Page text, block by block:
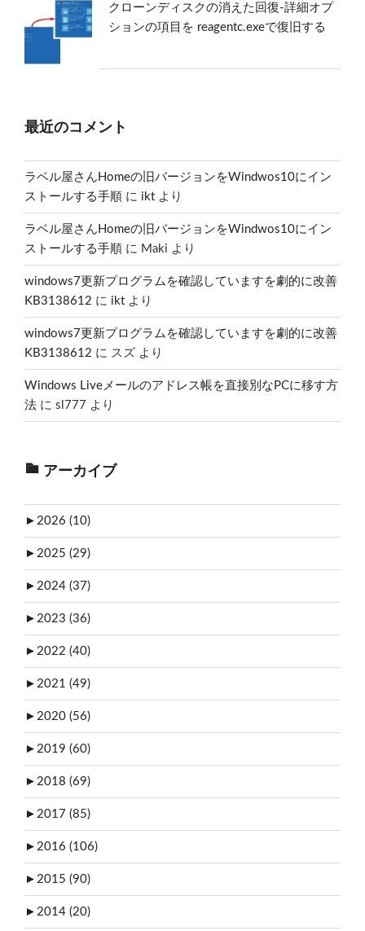
クローンディスクの消えた回復-詳細オプ
ションの項目を reagentc.exeで復旧する
最近のコメント
ラベル屋さんHomeの旧バージョンをWindwos10にイン
ストールする手順 に ikt より
ラベル屋さんHomeの旧バージョンをWindwos10にイン
ストールする手順 に Maki より
windows7更新プログラムを確認していますを劇的に改善
KB3138612 に ikt より
windows7更新プログラムを確認していますを劇的に改善
KB3138612 に スズ より
Windows Liveメールのアドレス帳を直接別なPCに移す方
法 に sl777 より
アーカイブ
► 2026 (10)
► 2025 (29)
► 2024 (37)
► 2023 (36)
► 2022 (40)
► 2021 (49)
► 2020 (56)
► 2019 (60)
► 2018 (69)
► 2017 (85)
► 2016 (106)
► 2015 (90)
► 2014 (20)